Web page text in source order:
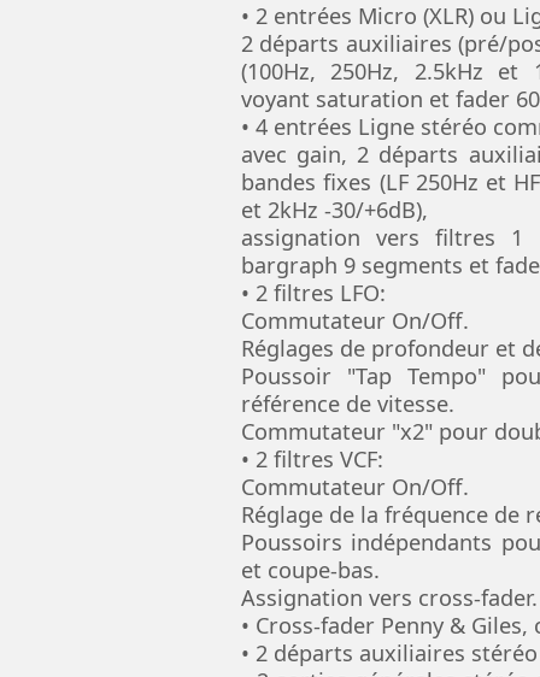
• 2 entrées Micro (XLR) ou
2 départs auxiliaires (pré/
(100Hz, 250Hz, 2.5kHz et
voyant saturation et fader
• 4 entrées Ligne stéréo
avec gain, 2 départs
bandes fixes (LF 250Hz et
et 2kHz -30/+6dB),
assignation vers filtres 1
bargraph 9 segments et
• 2 filtres LFO:
Commutateur On/Off.
Réglages de profondeur et
Poussoir "Tap Tempo"
référence de vitesse.
Commutateur "x2" pour
• 2 filtres VCF:
Commutateur On/Off.
Réglage de la fréquence de
Poussoirs indépendants
et coupe-bas.
Assignation vers cross-fader.
• Cross-fader Penny &
• 2 départs auxiliaires